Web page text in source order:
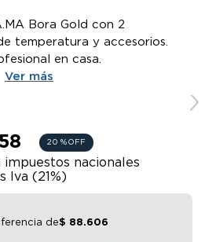
Bora Gold con 2
temperatura y accesorios.
en casa.
Ver más
20 % OFF
impuestos nacionales
Iva (21%)
de$ 88.606